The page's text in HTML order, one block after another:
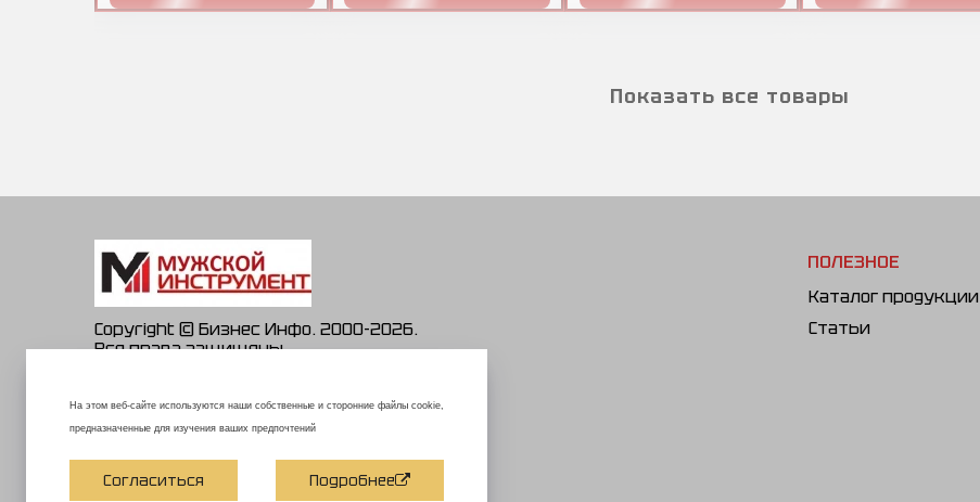
Показать все товары
Copyright © Бизнес Инфо. 2000-2026.
Все права защищены
ПОЛЕЗНОЕ
Каталог продукции
Статьи
На этом веб-сайте используются наши собственные и сторонние файлы cookie,
предназначенные для изучения ваших предпочтений
Согласиться Подробнее